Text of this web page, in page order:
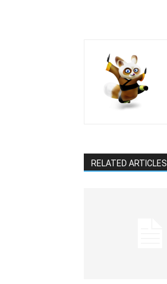
RELATED ARTICLES